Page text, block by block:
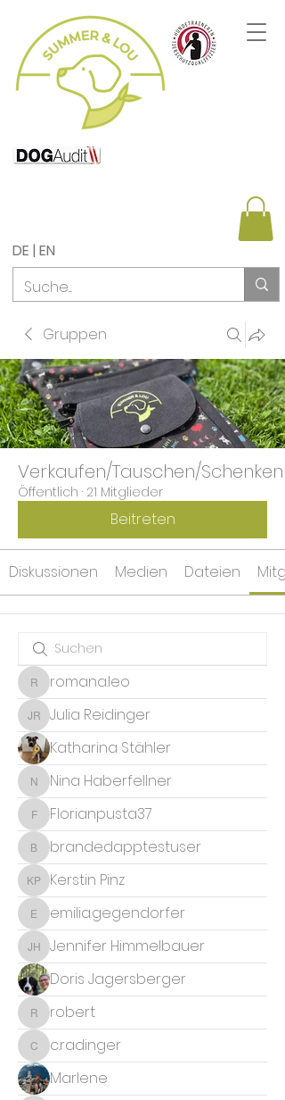
DE | EN
Gruppen
Verkaufen/Tauschen/Schenken
Öffentlich · 21 Mitglieder
Beitreten
Diskussionen Medien Dateien
romana.leo
romana.leo
Julia Reidinger
Julia Reidinger
Katharina Stähler
Nina Haberfellner
Nina Haberfellner
Florianpusta37
Florianpusta37
brandedapptestuser
brandedapptestuser
Kerstin Pinz
Kerstin Pinz
emilia.gegendorfer
emilia.gegendorfer
Jennifer Himmelbauer
Jennifer Himmelbauer
Doris Jagersberger
robertrobert
c.radinger
c.radinger
Marlene